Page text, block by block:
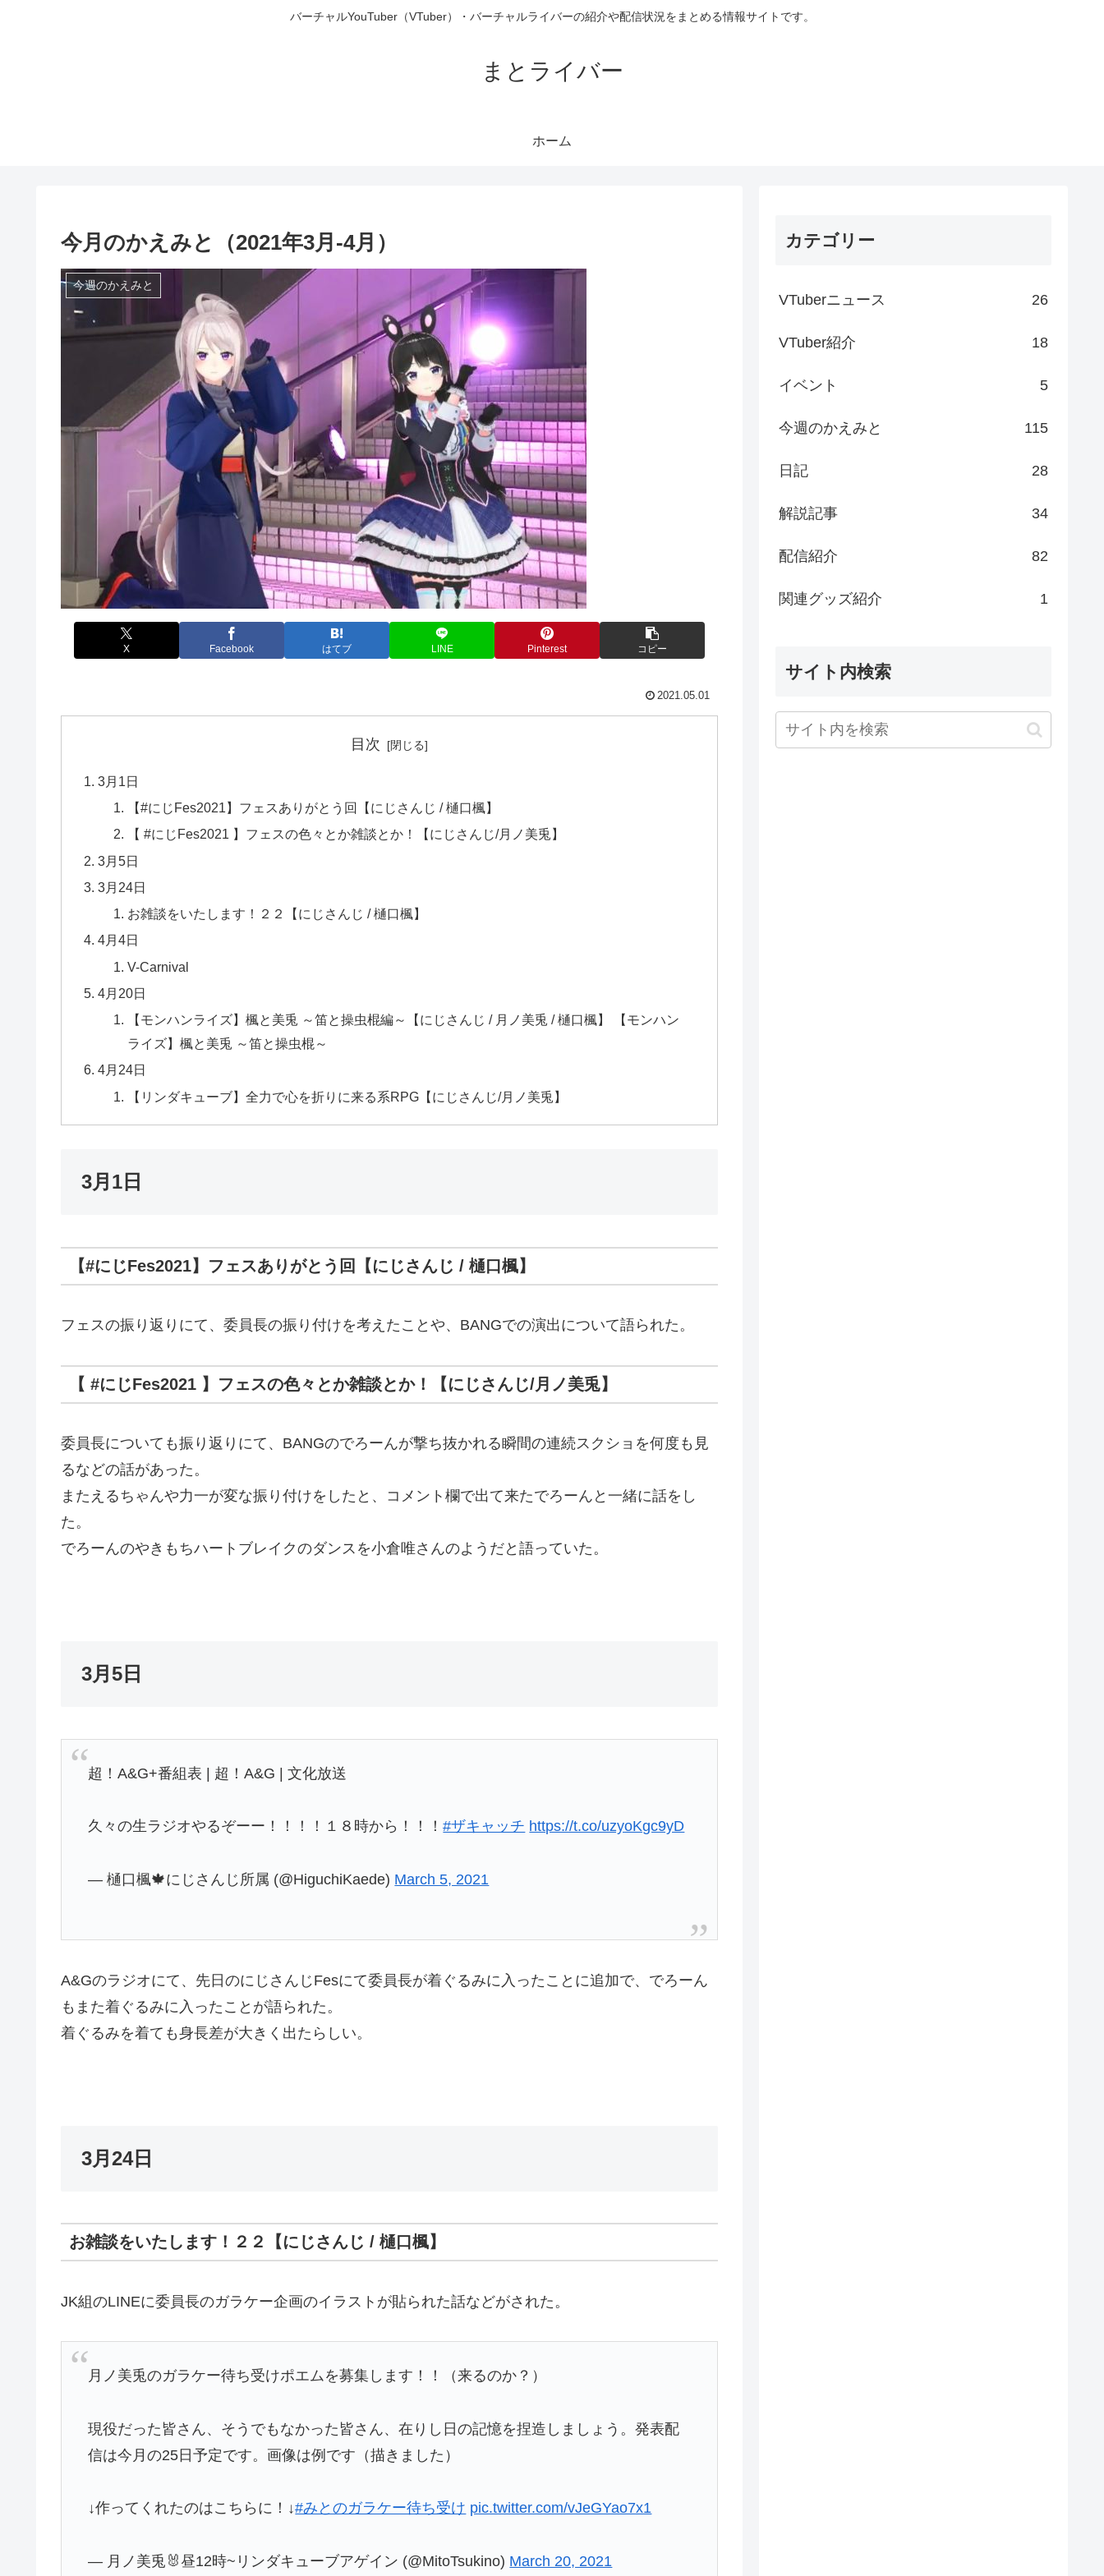
バーチャルYouTuber（VTuber）・バーチャルライバーの紹介や配信状況をまとめる情報サイトです。
まとライバー
ホーム
今月のかえみと（2021年3月-4月）
今週のかえみと
X Facebook はてブ LINE Pinterest コピー
2021.05.01
目次
3月1日
【#にじFes2021​】フェスありがとう回【にじさんじ / 樋口楓】
【 #にじFes2021​ 】フェスの色々とか雑談とか！【にじさんじ/月ノ美兎】
3月5日
3月24日
お雑談をいたします！２２【にじさんじ / 樋口楓】
4月4日
V-Carnival
4月20日
【モンハンライズ】楓と美兎 ～笛と操虫棍編～【にじさんじ / 月ノ美兎 / 樋口楓】 【モンハン
ライズ】楓と美兎 ～笛と操虫棍～
4月24日
【リンダキューブ】全力で心を折りに来る系RPG【にじさんじ/月ノ美兎】
3月1日
【#にじFes2021​】フェスありがとう回【にじさんじ / 樋口楓】
フェスの振り返りにて、委員長の振り付けを考えたことや、BANGでの演出について語られた。
【 #にじFes2021​ 】フェスの色々とか雑談とか！【にじさんじ/月ノ美兎】
委員長についても振り返りにて、BANGのでろーんが撃ち抜かれる瞬間の連続スクショを何度も見
るなどの話があった。
またえるちゃんや力一が変な振り付けをしたと、コメント欄で出て来たでろーんと一緒に話をし
た。
でろーんのやきもちハートブレイクのダンスを小倉唯さんのようだと語っていた。
3月5日
超！A&G+番組表 | 超！A&G | 文化放送
久々の生ラジオやるぞーー！！！！１８時から！！！#ザキャッチ https://t.co/uzyoKgc9yD
— 樋口楓🍁にじさんじ所属 (@HiguchiKaede) March 5, 2021
A&Gのラジオにて、先日のにじさんじFesにて委員長が着ぐるみに入ったことに追加で、でろーん
もまた着ぐるみに入ったことが語られた。
着ぐるみを着ても身長差が大きく出たらしい。
3月24日
お雑談をいたします！２２【にじさんじ / 樋口楓】
JK組のLINEに委員長のガラケー企画のイラストが貼られた話などがされた。
月ノ美兎のガラケー待ち受けポエムを募集します！！（来るのか？）
現役だった皆さん、そうでもなかった皆さん、在りし日の記憶を捏造しましょう。発表配
信は今月の25日予定です。画像は例です（描きました）
↓作ってくれたのはこちらに！↓#みとのガラケー待ち受け pic.twitter.com/vJeGYao7x1
— 月ノ美兎🐰昼12時~リンダキューブアゲイン (@MitoTsukino) March 20, 2021
カテゴリー
VTuberニュース 26
VTuber紹介 18
イベント 5
今週のかえみと 115
日記 28
解説記事 34
配信紹介 82
関連グッズ紹介 1
サイト内検索